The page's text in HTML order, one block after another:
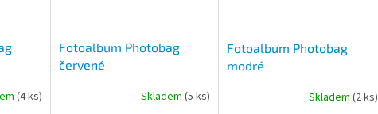
(4 ks)
Fotoalbum Photobag
červené
Skladem (5 ks)
Fotoalbum Photobag
modré
Skladem(2 ks)